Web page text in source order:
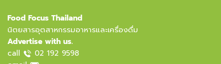
Food Focus Thailand
นิตยสารอุตสาหกรรมอาหารและเครื่องดื่ม
Advertise with us.
call
02 192 9598